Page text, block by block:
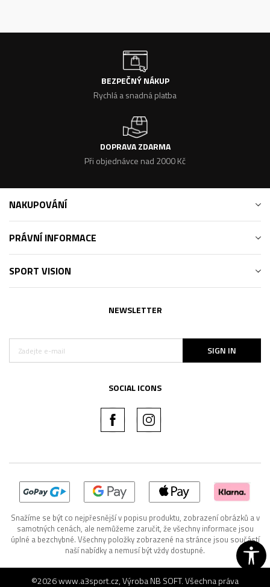
BEZPEČNÝ NÁKUP
Rychlá a snadná platba
DOPRAVA ZDARMA
Při objednávce nad 2000 Kč
NAKUPOVÁNÍ
PRÁVNÍ INFORMACE
SPORT VISION
NEWSLETTER
SIGN IN
SOCIAL ICONS
Snažíme se být co nejpřesnější v popisu produktu, zobrazení obrázků a v
samotných cenách, ale nemůžeme zaručit, že všechny informace jsou
úplné a bezchybné. Všechny položky zobrazené na stránce jsou součástí
naší nabídky a nemusí být vždy dostupné.
©2026www.a3sport.cz, VýrobaNB SOFT. Všechna práva